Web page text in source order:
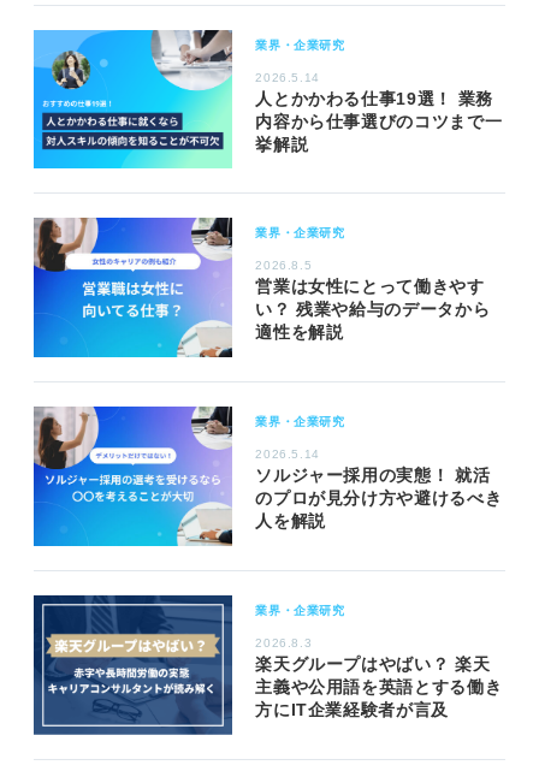
業界・企業研究
2026.5.14
人とかかわる仕事19選！ 業務
内容から仕事選びのコツまで一
挙解説
業界・企業研究
2026.8.5
営業は女性にとって働きやす
い？ 残業や給与のデータから
適性を解説
業界・企業研究
2026.5.14
ソルジャー採用の実態！ 就活
のプロが見分け方や避けるべき
人を解説
業界・企業研究
2026.8.3
楽天グループはやばい？ 楽天
主義や公用語を英語とする働き
方にIT企業経験者が言及